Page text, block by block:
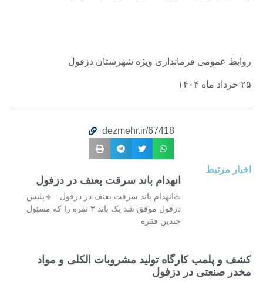
روابط عمومی فرمانداری ویژه شهرستان دزفول
۲۵ خرداد ماه ۱۴۰۴
dezmehr.ir/67418
اخبار مرتبط
انهدام باند سرقت بعنف در دزفول
♨️انهدام باند سرقت بعنف در دزفول 🔹پلیس
دزفول موفق شد یک باند ۳ نفره را که مسئول
چندین فقره
کشف و پلمب کارگاه تولید مشروبات الکلی و مواد
مخدر صنعتی در دزفول